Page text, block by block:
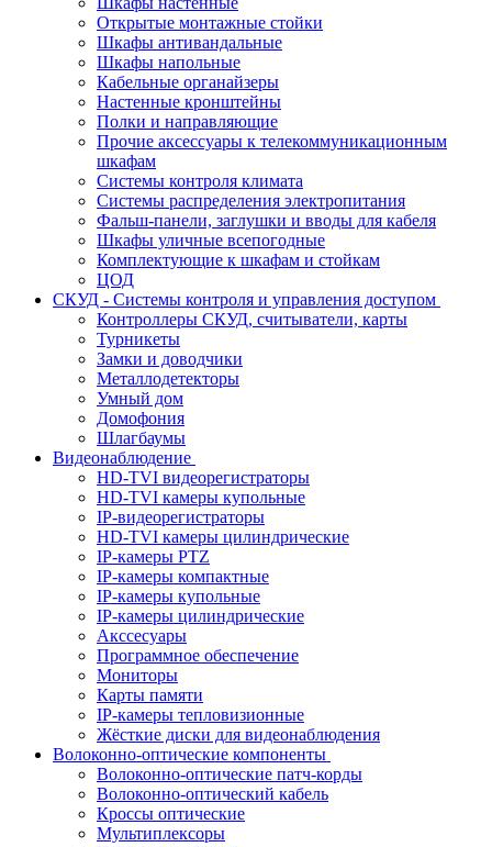
Открытые монтажные стойки
Шкафы антивандальные
Шкафы напольные
Кабельные органайзеры
Настенные кронштейны
Полки и направляющие
Прочие аксессуары к телекоммуникационным
шкафам
Системы контроля климата
Системы распределения электропитания
Фальш-панели, заглушки и вводы для кабеля
Шкафы уличные всепогодные
Комплектующие к шкафам и стойкам
ЦОД
СКУД - Системы контроля и управления доступом
Контроллеры СКУД, считыватели, карты
Турникеты
Замки и доводчики
Металлодетекторы
Умный дом
Домофония
Шлагбаумы
Видеонаблюдение
HD-TVI видеорегистраторы
HD-TVI камеры купольные
IP-видеорегистраторы
HD-TVI камеры цилиндрические
IP-камеры PTZ
IP-камеры компактные
IP-камеры купольные
IP-камеры цилиндрические
Акссесуары
Программное обеспечение
Мониторы
Карты памяти
IP-камеры тепловизионные
Жёсткие диски для видеонаблюдения
Волоконно-оптические компоненты
Волоконно-оптические патч-корды
Волоконно-оптический кабель
Кроссы оптические
Мультиплексоры